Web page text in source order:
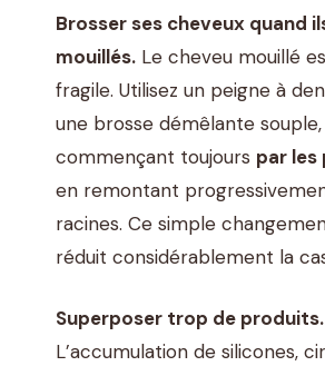
Brosser ses cheveux quand
mouillés. Le cheveu mouillé
fragile. Utilisez un peigne à
une brosse démêlante
commençant toujours par les
en remontant
racines. Ce simple
réduit considérablement la
Superposer trop de produits.
L’accumulation de silicones,